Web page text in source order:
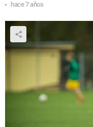
hace 7 años